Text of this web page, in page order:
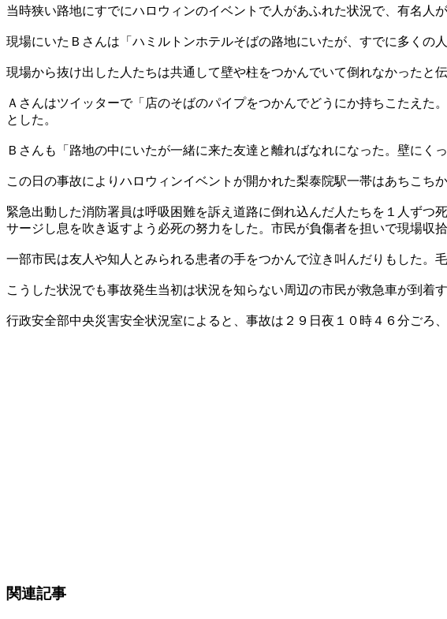
当時狭い路地にすでにハロウィンのイベントで人があふれた状況で、有名人
現場にいたＢさんは「ハミルトンホテルそばの路地にいたが、すでに多くの
現場から抜け出した人たちは共通して壁や柱をつかんでいて倒れなかったと伝
Ａさんはツイッターで「店のそばのパイプをつかんでどうにか持ちこたえた
とした。
Ｂさんも「路地の中にいたが一緒に来た友達と離ればなれになった。壁にく
この日の事故によりハロウィンイベントが開かれた梨泰院駅一帯はあちこち
緊急出動した消防署員は呼吸困難を訴え道路に倒れ込んだ人たちを１人ず
サージし息を吹き返すよう必死の努力をした。市民が負傷者を担いで現場収
一部市民は友人や知人とみられる患者の手をつかんで泣き叫んだりもした。
こうした状況でも事故発生当初は状況を知らない周辺の市民が救急車が到着
行政安全部中央災害安全状況室によると、事故は２９日夜１０時４６分ごろ
関連記事